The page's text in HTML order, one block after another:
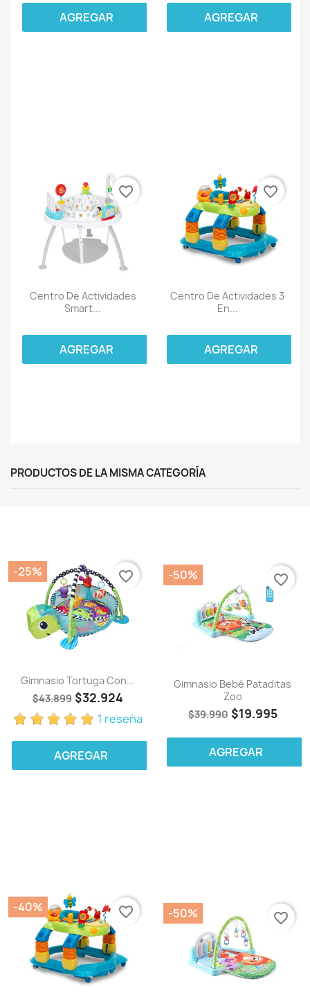
AGREGAR AGREGAR
Centro De Actividades
Smart...
AGREGAR
favorite_border
Centro De Actividades 3
En...
AGREGAR
favorite_border
PRODUCTOS DE LA MISMA CATEGORÍA
Gimnasio Tortuga Con...
$43.899 $32.924
1 reseña
-25%
AGREGAR
favorite_border
Gimnasio Bebé Pataditas
Zoo
$39.990 $19.995
-50%
AGREGAR
favorite_border
-40% favorite_border -50% favorite_border